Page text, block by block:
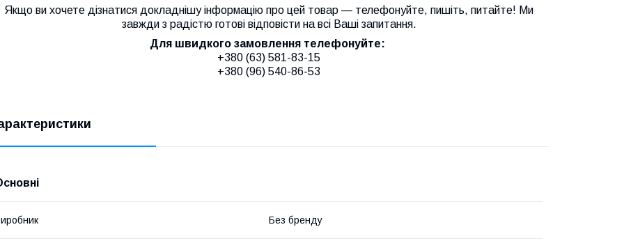
Якщо ви хочете дізнатися докладнішу інформацію про цей товар — телефонуйте, пишіть, питайте! Ми
завжди з радістю готові відповісти на всі Ваші запитання.
Для швидкого замовлення телефонуйте:
+380 (63) 581-83-15
+380 (96) 540-86-53
Без бренду